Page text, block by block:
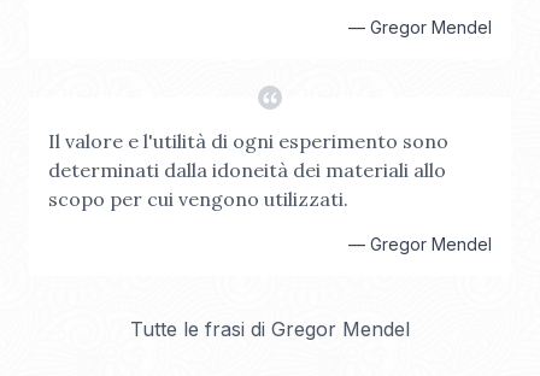
— Gregor Mendel
Il valore e l'utilità di ogni esperimento sono
determinati dalla idoneità dei materiali allo
scopo per cui vengono utilizzati.
— Gregor Mendel
Tutte le frasi di Gregor Mendel